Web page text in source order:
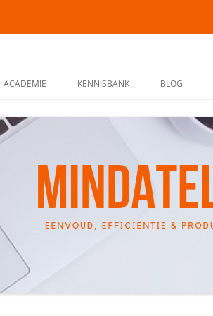
ACADEMIE KENNISBANK BLOG